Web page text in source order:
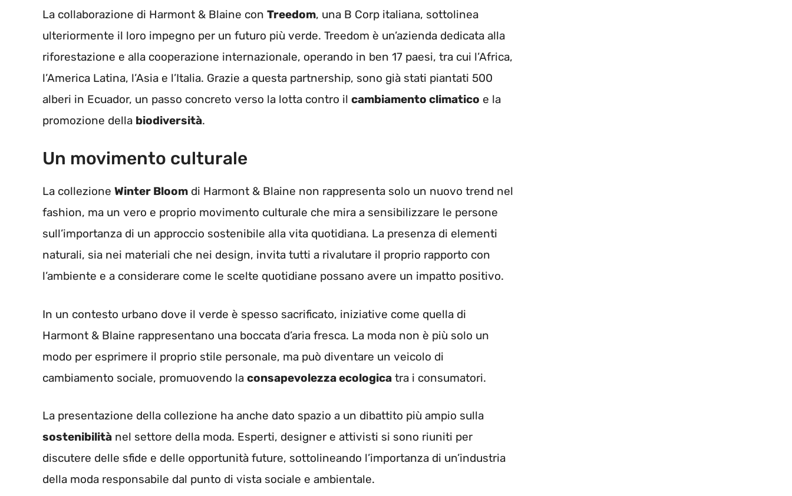
La collaborazione di Harmont & Blaine con Treedom, una B Corp italiana, sottolinea
ulteriormente il loro impegno per un futuro più verde. Treedom è un’azienda dedicata alla
riforestazione e alla cooperazione internazionale, operando in ben 17 paesi, tra cui l’Africa,
l’America Latina, l’Asia e l’Italia. Grazie a questa partnership, sono già stati piantati 500
alberi in Ecuador, un passo concreto verso la lotta contro il cambiamento climatico e la
promozione della biodiversità.
Un movimento culturale
La collezione Winter Bloom di Harmont & Blaine non rappresenta solo un nuovo trend nel
fashion, ma un vero e proprio movimento culturale che mira a sensibilizzare le persone
sull’importanza di un approccio sostenibile alla vita quotidiana. La presenza di elementi
naturali, sia nei materiali che nei design, invita tutti a rivalutare il proprio rapporto con
l’ambiente e a considerare come le scelte quotidiane possano avere un impatto positivo.
In un contesto urbano dove il verde è spesso sacrificato, iniziative come quella di
Harmont & Blaine rappresentano una boccata d’aria fresca. La moda non è più solo un
modo per esprimere il proprio stile personale, ma può diventare un veicolo di
cambiamento sociale, promuovendo la consapevolezza ecologica tra i consumatori.
La presentazione della collezione ha anche dato spazio a un dibattito più ampio sulla
sostenibilità nel settore della moda. Esperti, designer e attivisti si sono riuniti per
discutere delle sfide e delle opportunità future, sottolineando l’importanza di un’industria
della moda responsabile dal punto di vista sociale e ambientale.